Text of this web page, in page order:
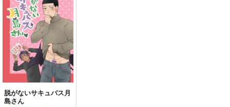
脱がないサキュバス月
島さん